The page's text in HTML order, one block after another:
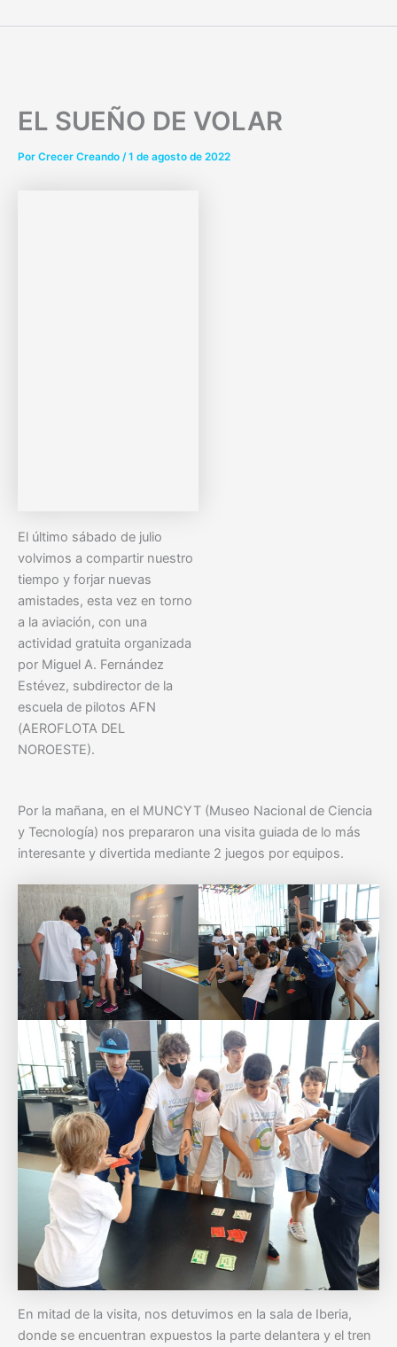
al
EL SUEÑO DE VOLAR
Por Crecer Creando /1 de agosto de 2022
El último sábado de julio
volvimos a compartir nuestro
tiempo y forjar nuevas
amistades, esta vez en torno
a la aviación, con una
actividad gratuita organizada
por Miguel A. Fernández
Estévez, subdirector de la
escuela de pilotos AFN
(AEROFLOTA DEL
NOROESTE).
Por la mañana, en el MUNCYT (Museo Nacional de Ciencia
y Tecnología) nos prepararon una visita guiada de lo más
interesante y divertida mediante 2 juegos por equipos.
En mitad de la visita, nos detuvimos en la sala de Iberia,
donde se encuentran expuestos la parte delantera y el tren